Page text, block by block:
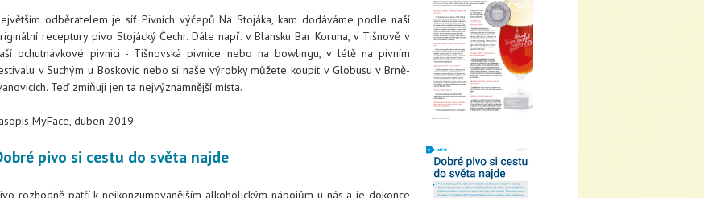
odběratelem je síť Pivních výčepů Na Stojáka, kam dodáváme podle naší
receptury pivo Stojácký Čechr. Dále např. v Blansku Bar Koruna, v Tišnově v
ochutnávkové pivnici - Tišnovská pivnice nebo na bowlingu, v létě na pivním
v Suchým u Boskovic nebo si naše výrobky můžete koupit v Globusu v Brně-
Teď zmiňuji jen ta nejvýznamnější místa.
MyFace, duben 2019
pivo si cestu do světa najde
rozhodně patří k nejkonzumovanějším alkoholickým nápojům u nás a je dokonce